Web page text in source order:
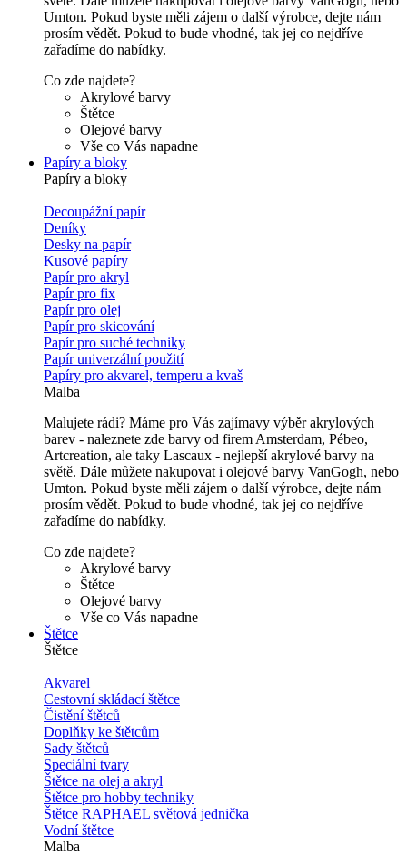
Umton. Pokud byste měli zájem o další výrobce, dejte nám
prosím vědět. Pokud to bude vhodné, tak jej co nejdříve
zařadíme do nabídky.
Co zde najdete?
Akrylové barvy
Štětce
Olejové barvy
Vše co Vás napadne
Papíry a bloky
Papíry a bloky
Decoupážní papír
Deníky
Desky na papír
Kusové papíry
Papír pro akryl
Papír pro fix
Papír pro olej
Papír pro skicování
Papír pro suché techniky
Papír univerzální použití
Papíry pro akvarel, temperu a kvaš
Malba
Malujete rádi? Máme pro Vás zajímavy výběr akrylových
barev - naleznete zde barvy od firem Amsterdam, Pébeo,
Artcreation, ale taky Lascaux - nejlepší akrylové barvy na
světě. Dále můžete nakupovat i olejové barvy VanGogh, nebo
Umton. Pokud byste měli zájem o další výrobce, dejte nám
prosím vědět. Pokud to bude vhodné, tak jej co nejdříve
zařadíme do nabídky.
Co zde najdete?
Akrylové barvy
Štětce
Olejové barvy
Vše co Vás napadne
Štětce
Štětce
Akvarel
Cestovní skládací štětce
Čistění štětců
Doplňky ke štětcům
Sady štětců
Speciální tvary
Štětce na olej a akryl
Štětce pro hobby techniky
Štětce RAPHAEL světová jednička
Vodní štětce
Malba